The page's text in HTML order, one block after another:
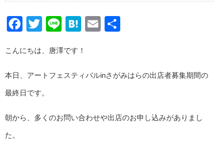
Facebook
Twitter
LineHatena
Email
こんにちは、唐澤です！
本日、アートフェスティバルinさがみはらの出店者募集期間の
最終日です。
朝から、多くのお問い合わせや出店のお申し込みがありまし
た。